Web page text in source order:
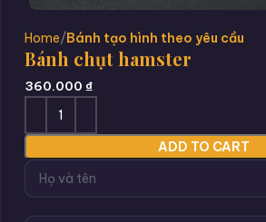
Home Bánh tạo hình theo yêu cầu
Bánh chụt hamster
360.000 ₫
ADD TO CART